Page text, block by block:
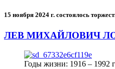
15 ноября 2024 г. состоялось
ЛЕВ МИХАЙЛОВИЧ
Годы жизни: 1916 – 1992